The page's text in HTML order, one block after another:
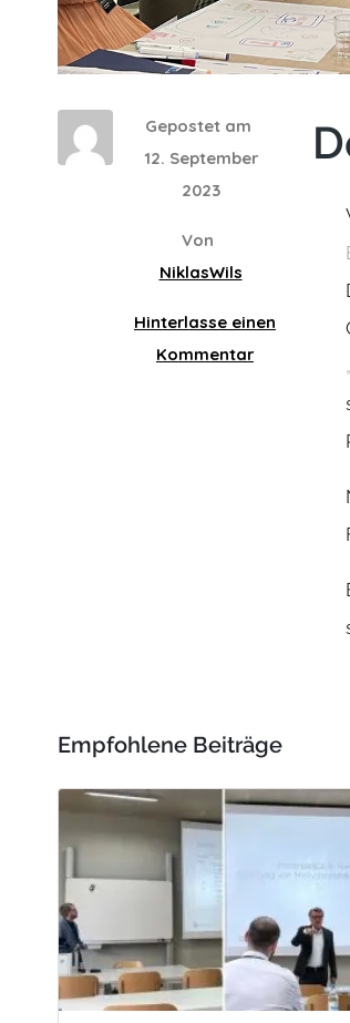
Gepostet am
12. September
2023
Von
NiklasWils
Hinterlasse einen
Kommentar
Empfohlene Beiträge